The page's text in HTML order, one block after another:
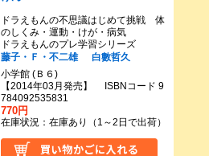
ドラえもんの不思議はじめて挑戦 体
のしくみ・運動・けが・病気
ドラえもんのプレ学習シリーズ
藤子・Ｆ・不二雄
白數哲久
小学館 (Ｂ６)
【2014年03月発売】 ISBNコード 9
784092535831
770円
在庫状況：在庫あり（1～2日で出荷）